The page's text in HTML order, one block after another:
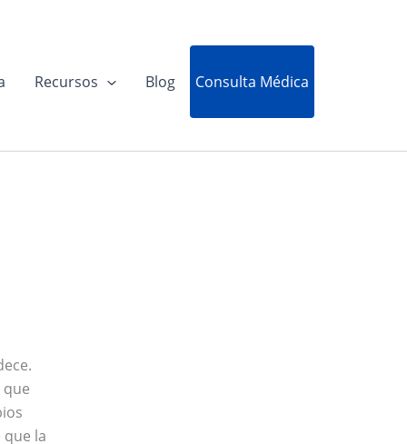
Recursos Blog Consulta Médica
la